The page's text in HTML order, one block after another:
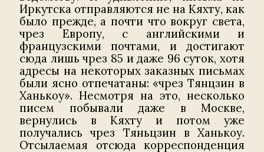
Иркутска отправляются не на Кяхту, как
было прежде, а почти что вокруг света,
чрез Европу, с английскими и
французскими почтами, и достигают
сюда лишь чрез 85 и даже 96 суток, хотя
адресы на некоторых заказных письмах
были ясно отпечатаны: «чрез Тянцзин в
Ханькоу». Несмотря на это, несколько
писем побывали даже в Москве,
вернулись в Кяхту и потом уже
получались чрез Тяньцзин в Ханькоу.
Отсылаемая отсюда корреспонденция